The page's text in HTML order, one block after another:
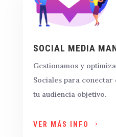
SOCIAL MEDIA
Gestionamos y
Sociales para conectar
tu audiencia objetivo.
VER MÁS INFO